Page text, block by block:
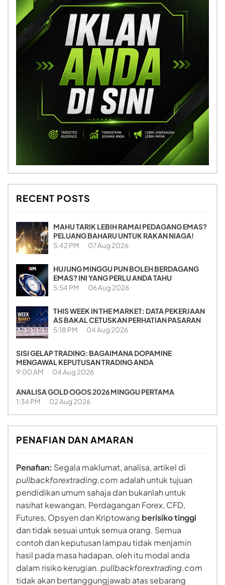
RECENT POSTS
MAHU TARIK LEBIH RAMAI PEDAGANG EMAS?
PELUANG BAHARU UNTUK RAKAN NIAGA!
5:42 PM 07 Aug 2026
HUJUNG MINGGU PUN BOLEH BERDAGANG
EMAS? INI YANG PERLU ANDA TAHU
5:54 PM 06 Aug 2026
THIS WEEK IN THE MARKET: DATA PEKERJAAN
AS BAKAL CETUSKAN PERHATIAN PASARAN
5:18 PM 04 Aug 2026
SISI GELAP TRADING: BAGAIMANA DOPAMINE
MENGAWAL KEPUTUSAN TRADING ANDA
9:00 AM 04 Aug 2026
ANALISA GOLD OGOS 2026 MINGGU PERTAMA
1:34 PM 02 Aug 2026
PENAFIAN DAN AMARAN
Penafian: Segala maklumat, analisa, artikel di
pullbackforextrading.com adalah untuk tujuan
pendidikan umum sahaja dan bukanlah untuk
nasihat kewangan. Perdagangan Forex, CFD,
Futures, Opsyen dan Kriptowang berisiko tinggi
dan tidak sesuai untuk semua orang. Semua
contoh dan keputusan lampau tidak menjamin
hasil pada masa hadapan, oleh itu modal anda
dalam risiko kerugian. pullbackforextrading.com
tidak akan bertanggungjawab atas sebarang